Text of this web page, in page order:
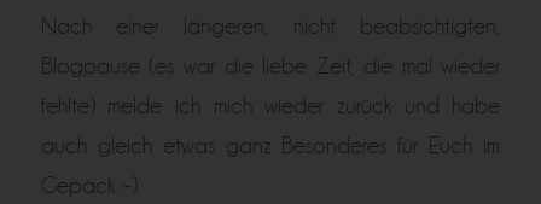
Nach einer längeren, nicht beabsichtigten,
Blogpause (es war die liebe Zeit, die mal wieder
fehlte) melde ich mich wieder zurück und habe
auch gleich etwas ganz Besonderes für Euch im
Gepäck :-).